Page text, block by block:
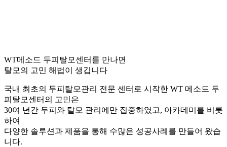
WT메소드 두피탈모센터를 만나면
탈모의 고민 해법이 생깁니다
국내 최초의 두피탈모관리 전문 센터로 시작한 WT 메소드 두
피탈모센터의 고민은
30여 년간 두피와 탈모 관리에만 집중하였고, 아카데미를 비롯
하여
다양한 솔루션과 제품을 통해 수많은 성공사례를 만들어 왔습
니다.